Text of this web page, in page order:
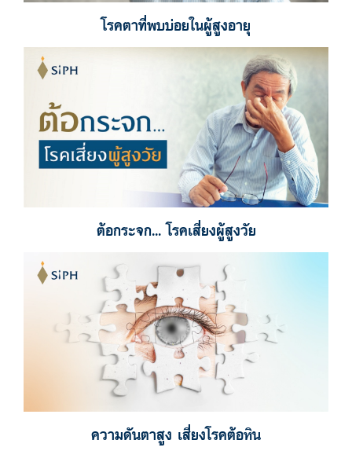
โรคตาที่พบบ่อยในผู้สูงอายุ
ต้อกระจก... โรคเสี่ยงผู้สูงวัย
ความดันตาสูง เสี่ยงโรคต้อหิน